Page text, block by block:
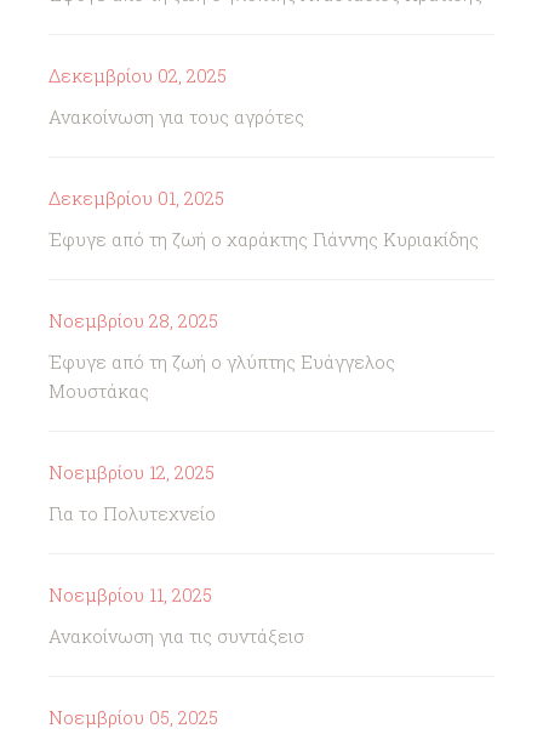
Δεκεμβρίου 02, 2025
Ανακοίνωση για τους αγρότες
Δεκεμβρίου 01, 2025
Έφυγε από τη ζωή ο χαράκτης Γιάννης Κυριακίδης
Νοεμβρίου 28, 2025
Έφυγε από τη ζωή ο γλύπτης Ευάγγελος
Μουστάκας
Νοεμβρίου 12, 2025
Για το Πολυτεχνείο
Νοεμβρίου 11, 2025
Ανακοίνωση για τις συντάξεισ
Νοεμβρίου 05, 2025